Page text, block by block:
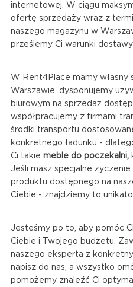
internetowej. W ciągu
ofertę sprzedaży wraz z
naszego magazynu w
prześlemy Ci warunki
W Rent4Place mamy własny
Warszawie, dysponujemy
biurowym na sprzedaż
współpracujemy z firmami
środki transportu
konkretnego ładunku -
Ci takie meble do poczekalni,
Jeśli masz specjalne
produktu dostępnego na
Ciebie - znajdziemy to
Jesteśmy po to, aby pomóc
Ciebie i Twojego budżetu.
naszego eksperta z
napisz do nas, a wszystko
pomożemy znaleźć Ci